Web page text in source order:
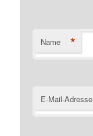
Name *
E-Mail-Adresse